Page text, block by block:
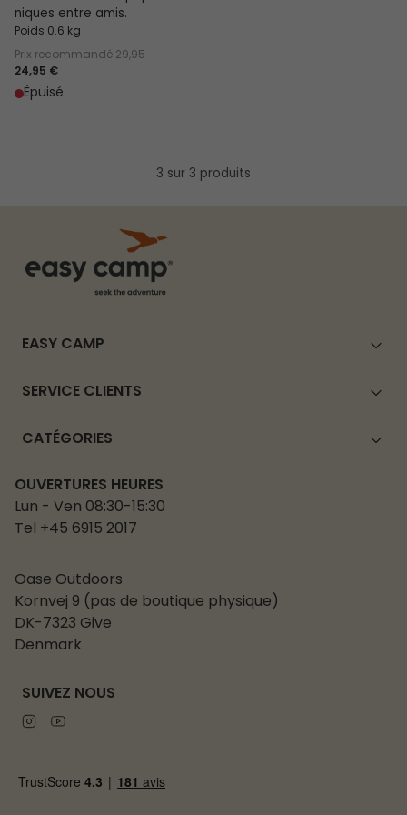
niques entre amis.
Poids 0.6 kg
Prix recommandé 29,95
24,95 €
Épuisé
3 sur 3 produits
EASY CAMP
SERVICE CLIENTS
CATÉGORIES
OUVERTURES HEURES
Lun - Ven 08:30-15:30
Tel +45 6915 2017
Oase Outdoors
Kornvej 9 (pas de boutique physique)
DK-7323 Give
Denmark
SUIVEZ NOUS
Instagram
Youtube